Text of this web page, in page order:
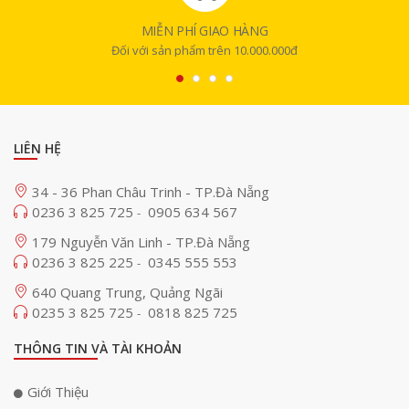
sở hữu kích thước màn hình 27 inch, độ phân
giải 5K, có thể đạt độ sáng đến 600 nits và hỗ trợ dải màu P3. Với độ
phân giải lên đến 5K, hình ảnh hiển thị trên màn hình sẽ trở nên vô
dùng tuyệt vời hơn bao giờ hết.
ánh sáng và cường độ màu của màn hình dựa trên môi trường sử
MIỄN PHÍ GIAO HÀNG
Đối với sản phẩm trên 10.000.000đ
LIÊN HỆ
34 - 36 Phan Châu Trinh - TP.Đà Nẵng
0236 3 825 725 - 0905 634 567
179 Nguyễn Văn Linh - TP.Đà Nẵng
0236 3 825 225 - 0345 555 553
640 Quang Trung, Quảng Ngãi
0235 3 825 725 - 0818 825 725
THÔNG TIN VÀ TÀI KHOẢN
Giới Thiệu